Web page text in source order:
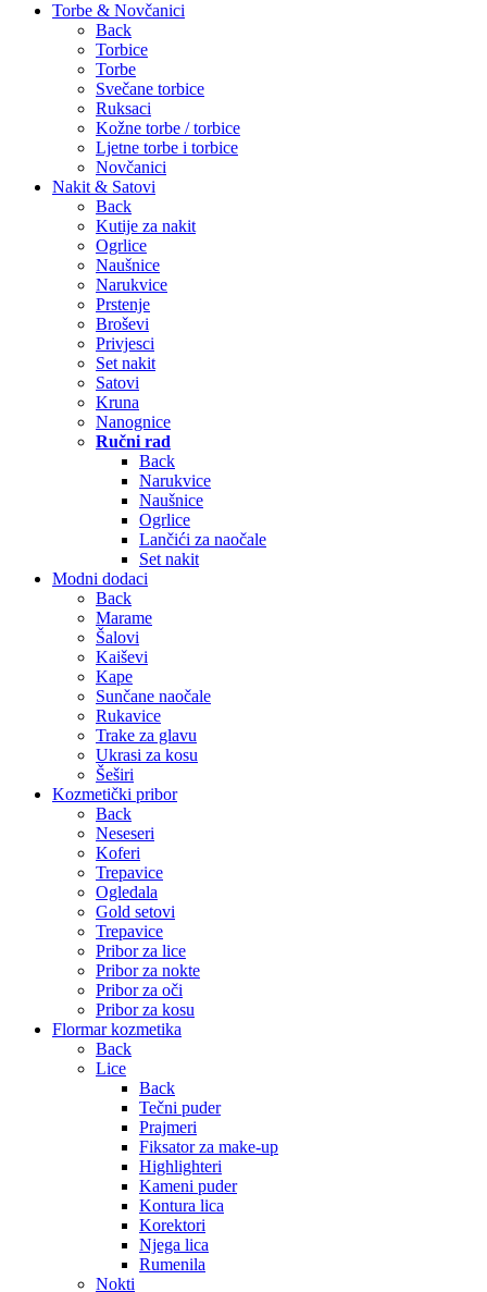
Torbe & Novčanici
Back
Torbice
Torbe
Svečane torbice
Ruksaci
Kožne torbe / torbice
Ljetne torbe i torbice
Novčanici
Nakit & Satovi
Back
Kutije za nakit
Ogrlice
Naušnice
Narukvice
Prstenje
Broševi
Privjesci
Set nakit
Satovi
Kruna
Nanognice
Ručni rad
Back
Narukvice
Naušnice
Ogrlice
Lančići za naočale
Set nakit
Modni dodaci
Back
Marame
Šalovi
Kaiševi
Kape
Sunčane naočale
Rukavice
Trake za glavu
Ukrasi za kosu
Šeširi
Kozmetički pribor
Back
Neseseri
Koferi
Trepavice
Ogledala
Gold setovi
Trepavice
Pribor za lice
Pribor za nokte
Pribor za oči
Pribor za kosu
Flormar kozmetika
Back
Lice
Back
Tečni puder
Prajmeri
Fiksator za make-up
Highlighteri
Kameni puder
Kontura lica
Korektori
Njega lica
Rumenila
Nokti